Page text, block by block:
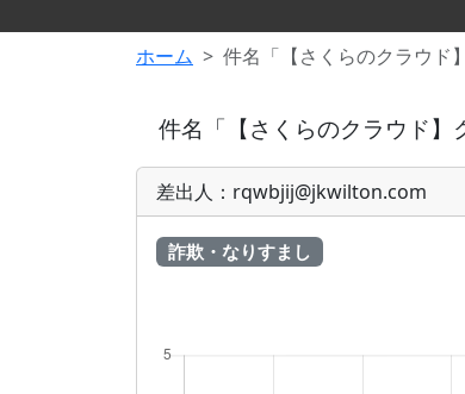
ホーム 件名「【さくらのクラウド
件名「【さくらのクラウド
差出人：rqwbjij@jkwilton.com
詐欺・なりすまし